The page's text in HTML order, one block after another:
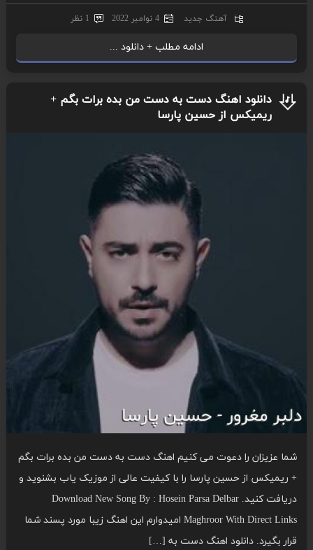
آهنگ جدید 4 نوامبر 2022 1 نظر
ادامه مطلب + دانلود ...
دانلود اهنگ دست به دست من بده برات بگم +
ریمیکس از حسین پارسا
شما عزیزان را دعوت می کنیم اهنگ دست به دست من بده برات بگم
+ ریمیکس از حسین پارسا را با کیفیت عالی از موزیک یاب بشنوید و
دریافت کنید. Download New Song By : Hosein Parsa Delbar
Maghroor With Direct Links امیدوارم این اهنگ زیبا مورد پسند شما
قرار بگیرد. دانلود اهنگ دست به […]